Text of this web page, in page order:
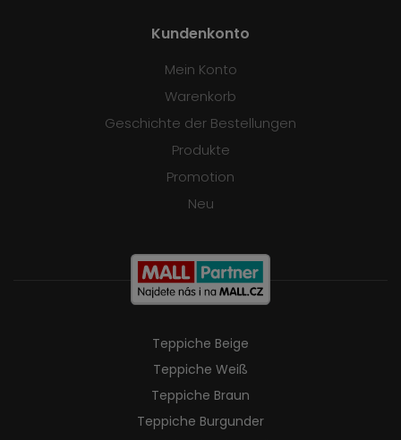
Kundenkonto
Mein Konto
Warenkorb
Geschichte der Bestellungen
Produkte
Promotion
Neu
Teppiche Beige
Teppiche Weiß
Teppiche Braun
Teppiche Burgunder